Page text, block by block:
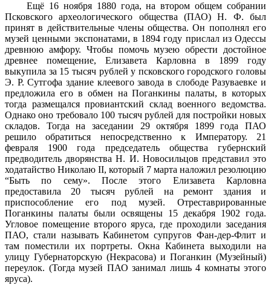
Ещё 16 ноября 1880 года, на втором общем собрании
Псковского археологического общества (ПАО) Н. Ф. был
принят в действительные члены общества. Он пополнял его
музей ценными экспонатами, в 1894 году прислал из Одессы
древнюю амфору. Чтобы помочь музею обрести достойное
древнее помещение, Елизавета Карловна в 1899 году
выкупила за 15 тысяч рублей у псковского городского головы
Э. Р. Сутгофа здание клеевого завода в слободе Разуваевке и
предложила его в обмен на Поганкины палаты, в которых
тогда размещался провиантский склад военного ведомства.
Однако оно требовало 100 тысяч рублей для постройки новых
складов. Тогда на заседании 29 октября 1899 года ПАО
решило обратиться непосредственно к Императору. 21
февраля 1900 года председатель общества губернский
предводитель дворянства Н. И. Новосильцов представил это
ходатайство Николаю II, который 7 марта наложил резолюцию
“Быть по сему». После этого Елизавета Карловна
предоставила 20 тысяч рублей на ремонт здания и
приспособление его под музей. Отреставрированные
Поганкины палаты были освящены 15 декабря 1902 года.
Угловое помещение второго яруса, где проходили заседания
ПАО, стали называть Кабинетом супругов Фан-дер-Флит и
там поместили их портреты. Окна Кабинета выходили на
улицу Губернаторскую (Некрасова) и Поганкин (Музейный)
переулок. (Тогда музей ПАО занимал лишь 4 комнаты этого
яруса).